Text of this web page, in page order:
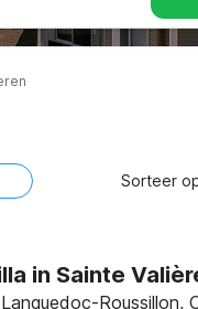
Sorteer
in Sainte
Roussillon,